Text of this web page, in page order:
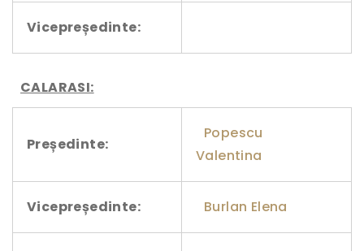
Vicepreședinte:
CALARASI:
Președinte:
Popescu
Valentina
Vicepreședinte: Burlan Elena